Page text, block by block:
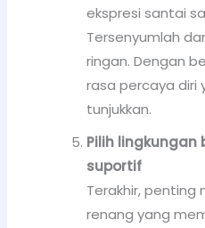
ekspresi santai
Tersenyumlah
ringan. Dengan
rasa percaya diri
tunjukkan.
Pilih
suportif
Terakhir,
renang yang